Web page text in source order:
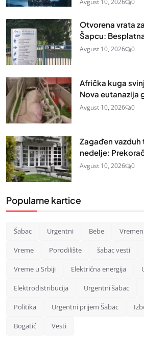
Avgust 10, 2026 0
Otvorena vrata
Šapcu:
Avgust 10, 2026 0
Afrička kuga
Nova eutanazija
Avgust 10, 2026 0
Zagađen
nedelje:
Avgust 10, 2026 0
Popularne kartice
Šabac Urgentni Bebe
Vreme Porodilište šabac vesti
Vreme u Srbiji Električna energija
Elektrodistribucija Urgentni šabac
Politika Urgentni prijem Šabac
Bogatić Vesti